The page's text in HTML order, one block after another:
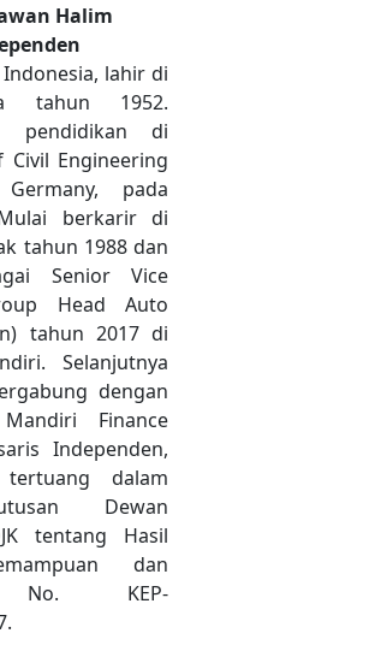
Halim
lahir di
tahun 1952.
pendidikan di
Engineering
pada
berkarir di
tahun 1988 dan
Senior Vice
Head Auto
tahun 2017 di
Selanjutnya
dengan
Finance
Independen,
tertuang dalam
Dewan
tentang Hasil
dan
No. KEP-